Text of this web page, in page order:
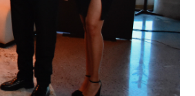
Shakira rompe récords con “Dai
Dai” y conquista el número uno
mundial en Spotify y Billboard